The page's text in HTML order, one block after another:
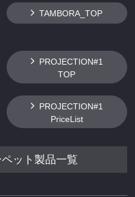
TAMBORA_TOP
PROJECTION#1
TOP
PROJECTION#1
PriceList
ット製品一覧